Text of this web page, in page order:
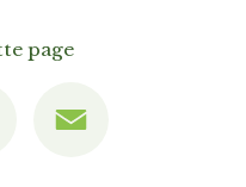
page